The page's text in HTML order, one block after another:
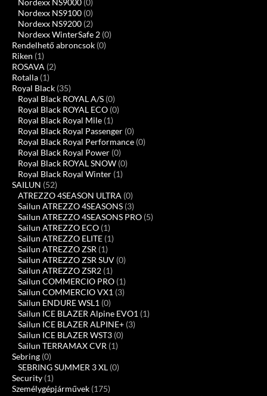
Nordexx NS9100 (0)
Nordexx NS9200 (2)
Nordexx WinterSafe 2 (0)
Rendelhető abroncsok (0)
Riken (1)
ROSAVA (2)
Rotalla (1)
Royal Black (35)
Royal Black ROYAL A/S (0)
Royal Black ROYAL ECO (0)
Royal Black Royal Mile (1)
Royal Black Royal Passenger (0)
Royal Black Royal Performance (0)
Royal Black Royal Power (0)
Royal Black ROYAL SNOW (0)
Royal Black Royal Winter (1)
SAILUN (52)
ATREZZO 4SEASON ULTRA (0)
Sailun ATREZZO 4SEASONS (3)
Sailun ATREZZO 4SEASONS PRO (5)
Sailun ATREZZO ECO (1)
Sailun ATREZZO ELITE (1)
Sailun ATREZZO ZSR (1)
Sailun ATREZZO ZSR SUV (0)
Sailun ATREZZO ZSR2 (1)
Sailun COMMERCIO PRO (1)
Sailun COMMERCIO VX1 (3)
Sailun ENDURE WSL1 (0)
Sailun ICE BLAZER Alpine EVO1 (1)
Sailun ICE BLAZER ALPINE+ (3)
Sailun ICE BLAZER WST3 (0)
Sailun TERRAMAX CVR (1)
Sebring (0)
SEBRING SUMMER 3 XL (0)
Security (1)
Személygépjárművek (175)